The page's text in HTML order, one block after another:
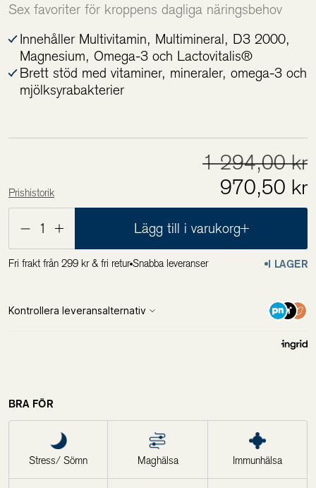
Sex favoriter för kroppens dagliga näringsbehov
Innehåller Multivitamin, Multimineral, D3 2000,
Magnesium, Omega-3 och Lactovitalis®
Brett stöd med vitaminer, mineraler, omega-3 och
mjölksyrabakterier
Prishistorik
1 294,00 kr
970,50 kr
1 Lägg till i varukorg
Fri frakt från 299 kr & fri retur Snabba leveranser I LAGER
BRA FÖR
Stress/ Sömn Maghälsa Immunhälsa